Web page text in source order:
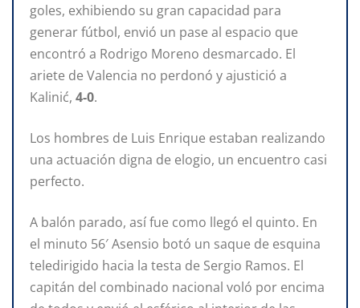
goles, exhibiendo su gran capacidad para
generar fútbol, envió un pase al espacio que
encontró a Rodrigo Moreno desmarcado. El
ariete de Valencia no perdonó y ajustició a
Kalinić, 4-0.
Los hombres de Luis Enrique estaban realizando
una actuación digna de elogio, un encuentro casi
perfecto.
A balón parado, así fue como llegó el quinto. En
el minuto 56′ Asensio botó un saque de esquina
teledirigido hacia la testa de Sergio Ramos. El
capitán del combinado nacional voló por encima